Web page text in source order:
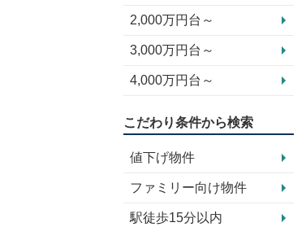
2,000万円台～
3,000万円台～
4,000万円台～
こだわり条件から検索
値下げ物件
ファミリー向け物件
駅徒歩15分以内